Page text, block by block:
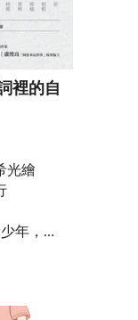
裡的自
光繪
17歲